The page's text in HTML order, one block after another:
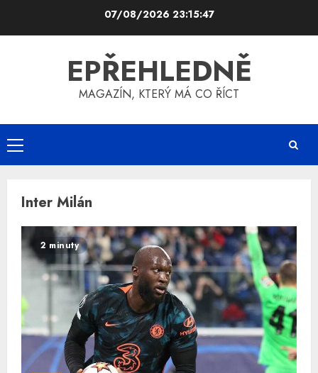
07/08/2026 23:15:47
EPŘEHLEDNĚ
MAGAZÍN, KTERÝ MÁ CO ŘÍCT
Primary
Menu
Inter Milán
2 minuty